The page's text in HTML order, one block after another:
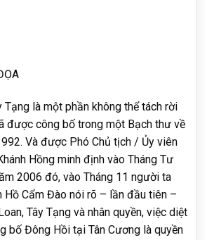
Tạng là một phần không thể tách rời
được công bố trong một Bạch thư về
Và được Phó Chủ tịch / Ủy viên
Hồng minh định vào Tháng Tư
2006 đó, vào Tháng 11 người ta
Hồ Cẩm Đào nói rõ – lần đầu tiên –
Tây Tạng và nhân quyền, việc diệt
bố Đông Hồi tại Tân Cương là quyền